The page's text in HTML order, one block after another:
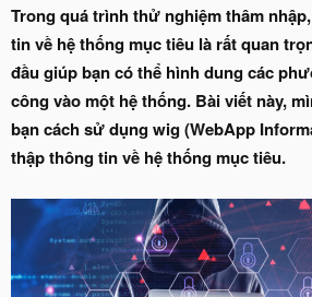
Trong quá trình thử nghiệm thâm
tin về hệ thống mục tiêu là rất quan
đầu giúp bạn có thể hình dung các
công vào một hệ thống. Bài viết này,
bạn cách sử dụng wig (WebApp
thập thông tin về hệ thống mục tiêu.